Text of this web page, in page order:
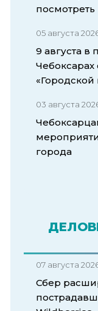
посмотреть
05 августа
9 августа в
Чебоксарах
«Городской
03 августа
города
07 августа
Сбер